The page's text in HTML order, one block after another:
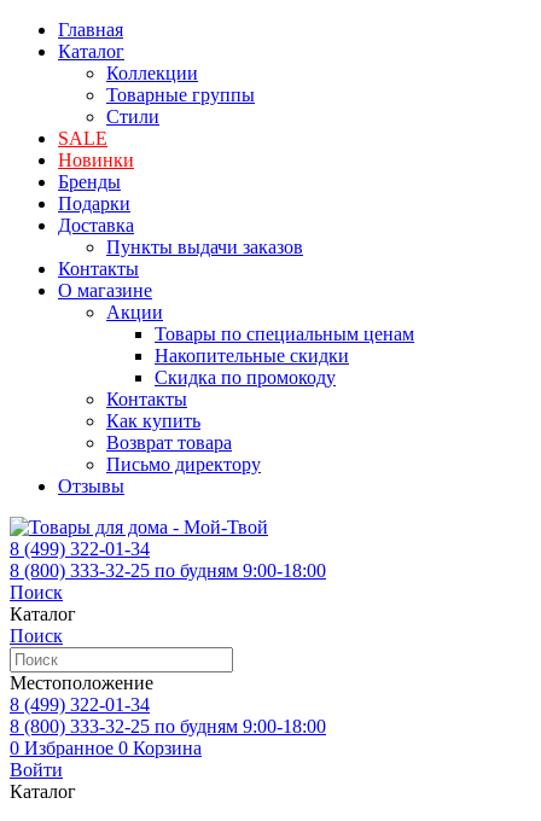
Главная
Каталог
Коллекции
Товарные группы
Стили
SALE
Новинки
Бренды
Подарки
Доставка
Пункты выдачи заказов
Контакты
О магазине
Акции
Товары по специальным ценам
Накопительные скидки
Скидка по промокоду
Контакты
Как купить
Возврат товара
Письмо директору
Отзывы
8 (499) 322-01-34
8 (800) 333-32-25 по будням 9:00-18:00
Поиск
Каталог
Поиск
Местоположение
8 (499) 322-01-34
8 (800) 333-32-25 по будням 9:00-18:00
0 Избранное 0 Корзина
Войти
Каталог